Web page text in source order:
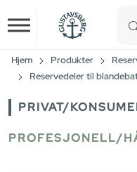
Skip to main content
Hjem Produkter
Reservedeler til
PRIVAT/
PROFESJONELL/